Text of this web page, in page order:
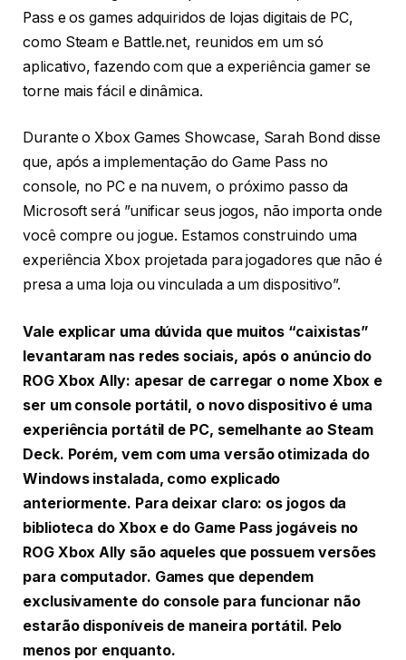
Pass e os games adquiridos de lojas digitais de PC,
como Steam e Battle.net, reunidos em um só
aplicativo, fazendo com que a experiência gamer se
torne mais fácil e dinâmica.
Durante o Xbox Games Showcase, Sarah Bond disse
que, após a implementação do Game Pass no
console, no PC e na nuvem, o próximo passo da
Microsoft será ”unificar seus jogos, não importa onde
você compre ou jogue. Estamos construindo uma
experiência Xbox projetada para jogadores que não é
presa a uma loja ou vinculada a um dispositivo”.
Vale explicar uma dúvida que muitos “caixistas”
levantaram nas redes sociais, após o anúncio do
ROG Xbox Ally: apesar de carregar o nome Xbox e
ser um console portátil, o novo dispositivo é uma
experiência portátil de PC, semelhante ao Steam
Deck. Porém, vem com uma versão otimizada do
Windows instalada, como explicado
anteriormente. Para deixar claro: os jogos da
biblioteca do Xbox e do Game Pass jogáveis no
ROG Xbox Ally são aqueles que possuem versões
para computador. Games que dependem
exclusivamente do console para funcionar não
estarão disponíveis de maneira portátil. Pelo
menos por enquanto.